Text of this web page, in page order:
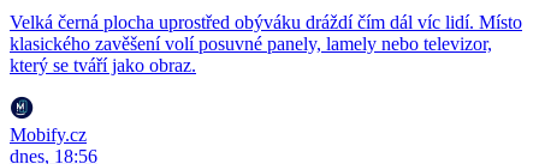
Velká černá plocha uprostřed obýváku dráždí čím dál víc lidí. Místo
klasického zavěšení volí posuvné panely, lamely nebo televizor,
který se tváří jako obraz.
Mobify.cz
dnes, 18:56